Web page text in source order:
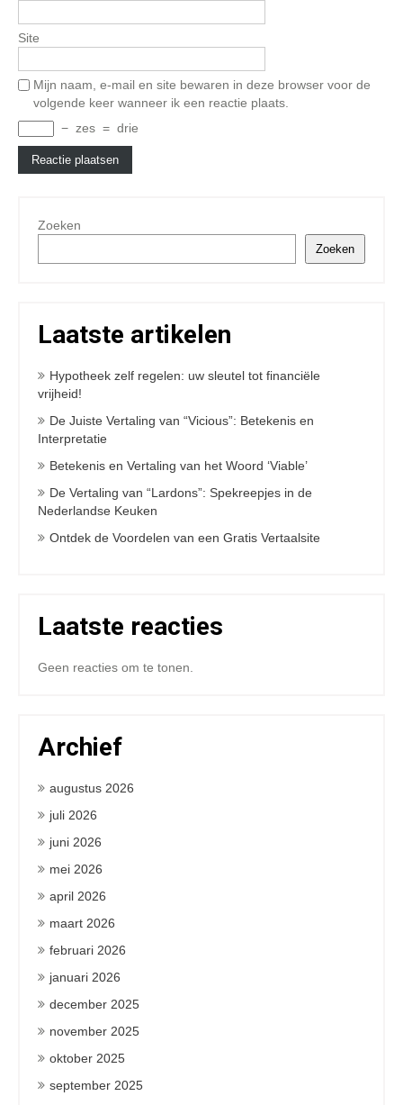
Site
Mijn naam, e-mail en site bewaren in deze browser voor de
volgende keer wanneer ik een reactie plaats.
− zes = drie
Zoeken
Zoeken
Laatste artikelen
Hypotheek zelf regelen: uw sleutel tot financiële
vrijheid!
De Juiste Vertaling van “Vicious”: Betekenis en
Interpretatie
Betekenis en Vertaling van het Woord ‘Viable’
De Vertaling van “Lardons”: Spekreepjes in de
Nederlandse Keuken
Ontdek de Voordelen van een Gratis Vertaalsite
Laatste reacties
Geen reacties om te tonen.
Archief
augustus 2026
juli 2026
juni 2026
mei 2026
april 2026
maart 2026
februari 2026
januari 2026
december 2025
november 2025
oktober 2025
september 2025